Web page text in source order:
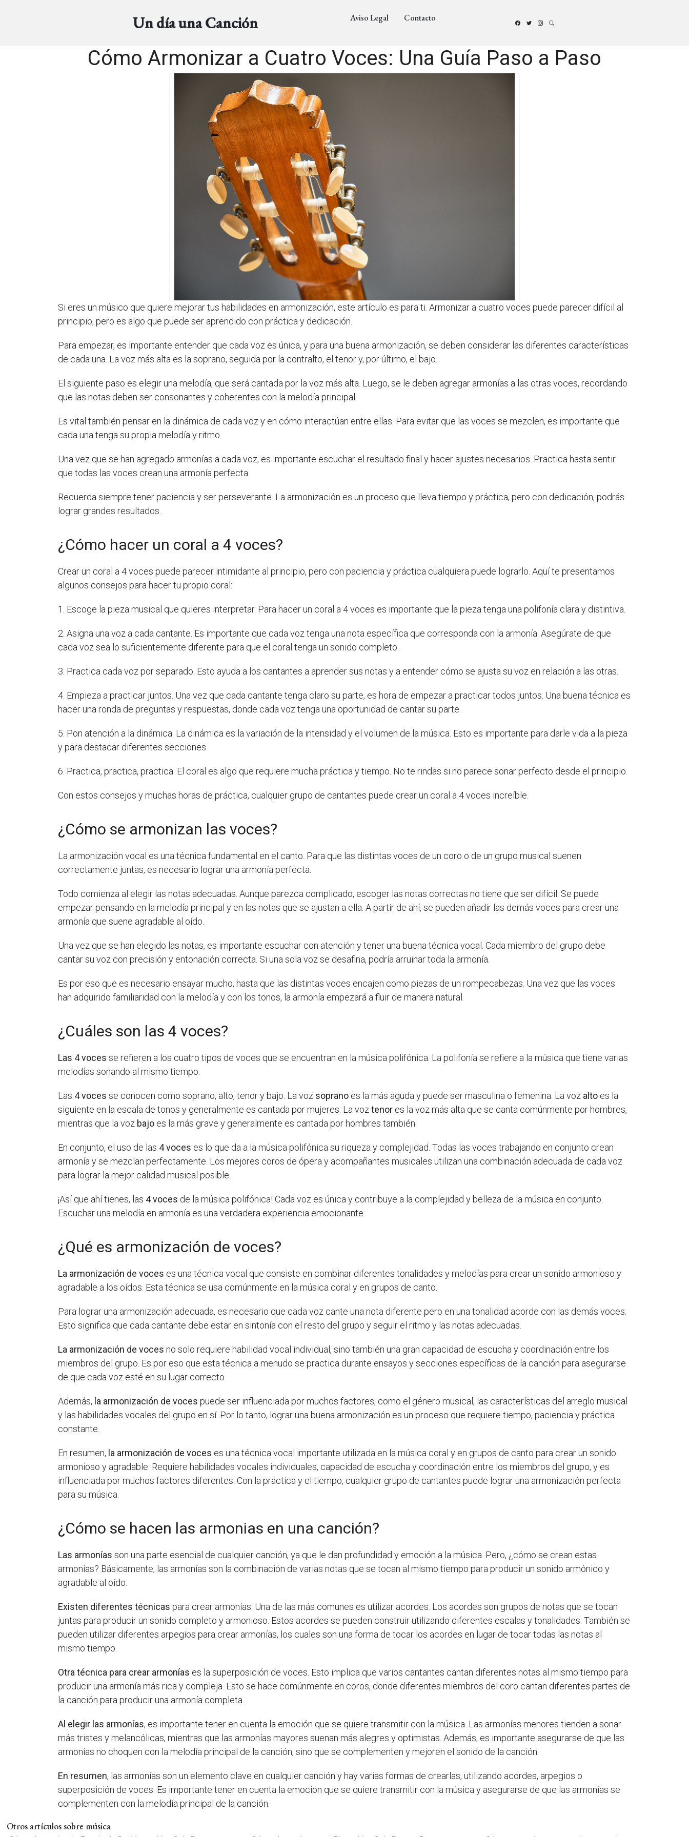
Un día una Canción Aviso Legal Contacto
Cómo Armonizar a Cuatro Voces: Una Guía Paso a Paso
Si eres un músico que quiere mejorar tus habilidades en armonización, este artículo es para ti. Armonizar a cuatro voces puede parecer difícil al
principio, pero es algo que puede ser aprendido con práctica y dedicación.
Para empezar, es importante entender que cada voz es única, y para una buena armonización, se deben considerar las diferentes características
de cada una. La voz más alta es la soprano, seguida por la contralto, el tenor y, por último, el bajo.
El siguiente paso es elegir una melodía, que será cantada por la voz más alta. Luego, se le deben agregar armonías a las otras voces, recordando
que las notas deben ser consonantes y coherentes con la melodía principal.
Es vital también pensar en la dinámica de cada voz y en cómo interactúan entre ellas. Para evitar que las voces se mezclen, es importante que
cada una tenga su propia melodía y ritmo.
Una vez que se han agregado armonías a cada voz, es importante escuchar el resultado final y hacer ajustes necesarios. Practica hasta sentir
que todas las voces crean una armonía perfecta.
Recuerda siempre tener paciencia y ser perseverante. La armonización es un proceso que lleva tiempo y práctica, pero con dedicación, podrás
lograr grandes resultados.
¿Cómo hacer un coral a 4 voces?
Crear un coral a 4 voces puede parecer intimidante al principio, pero con paciencia y práctica cualquiera puede lograrlo. Aquí te presentamos
algunos consejos para hacer tu propio coral:
1. Escoge la pieza musical que quieres interpretar. Para hacer un coral a 4 voces es importante que la pieza tenga una polifonía clara y distintiva.
2. Asigna una voz a cada cantante. Es importante que cada voz tenga una nota específica que corresponda con la armonía. Asegúrate de que
cada voz sea lo suficientemente diferente para que el coral tenga un sonido completo.
3. Practica cada voz por separado. Esto ayuda a los cantantes a aprender sus notas y a entender cómo se ajusta su voz en relación a las otras.
4. Empieza a practicar juntos. Una vez que cada cantante tenga claro su parte, es hora de empezar a practicar todos juntos. Una buena técnica es
hacer una ronda de preguntas y respuestas, donde cada voz tenga una oportunidad de cantar su parte.
5. Pon atención a la dinámica. La dinámica es la variación de la intensidad y el volumen de la música. Esto es importante para darle vida a la pieza
y para destacar diferentes secciones.
6. Practica, practica, practica. El coral es algo que requiere mucha práctica y tiempo. No te rindas si no parece sonar perfecto desde el principio.
Con estos consejos y muchas horas de práctica, cualquier grupo de cantantes puede crear un coral a 4 voces increíble.
¿Cómo se armonizan las voces?
La armonización vocal es una técnica fundamental en el canto. Para que las distintas voces de un coro o de un grupo musical suenen
correctamente juntas, es necesario lograr una armonía perfecta.
Todo comienza al elegir las notas adecuadas. Aunque parezca complicado, escoger las notas correctas no tiene que ser difícil. Se puede
empezar pensando en la melodía principal y en las notas que se ajustan a ella. A partir de ahí, se pueden añadir las demás voces para crear una
armonía que suene agradable al oído.
Una vez que se han elegido las notas, es importante escuchar con atención y tener una buena técnica vocal. Cada miembro del grupo debe
cantar su voz con precisión y entonación correcta. Si una sola voz se desafina, podría arruinar toda la armonía.
Es por eso que es necesario ensayar mucho, hasta que las distintas voces encajen como piezas de un rompecabezas. Una vez que las voces
han adquirido familiaridad con la melodía y con los tonos, la armonía empezará a fluir de manera natural.
¿Cuáles son las 4 voces?
Las 4 voces se refieren a los cuatro tipos de voces que se encuentran en la música polifónica. La polifonía se refiere a la música que tiene varias
melodías sonando al mismo tiempo.
Las 4 voces se conocen como soprano, alto, tenor y bajo. La voz soprano es la más aguda y puede ser masculina o femenina. La voz alto es la
siguiente en la escala de tonos y generalmente es cantada por mujeres. La voztenor es la voz más alta que se canta comúnmente por hombres,
mientras que la voz bajo es la más grave y generalmente es cantada por hombres también.
En conjunto, el uso de las 4 voces es lo que da a la música polifónica su riqueza y complejidad. Todas las voces trabajando en conjunto crean
armonía y se mezclan perfectamente. Los mejores coros de ópera y acompañantes musicales utilizan una combinación adecuada de cada voz
para lograr la mejor calidad musical posible.
¡Así que ahí tienes, las 4 voces de la música polifónica! Cada voz es única y contribuye a la complejidad y belleza de la música en conjunto.
Escuchar una melodía en armonía es una verdadera experiencia emocionante.
¿Qué es armonización de voces?
La armonización de voces es una técnica vocal que consiste en combinar diferentes tonalidades y melodías para crear un sonido armonioso y
agradable a los oídos. Esta técnica se usa comúnmente en la música coral y en grupos de canto.
Para lograr una armonización adecuada, es necesario que cada voz cante una nota diferente pero en una tonalidad acorde con las demás voces.
Esto significa que cada cantante debe estar en sintonía con el resto del grupo y seguir el ritmo y las notas adecuadas.
La armonización de voces no solo requiere habilidad vocal individual, sino también una gran capacidad de escucha y coordinación entre los
miembros del grupo. Es por eso que esta técnica a menudo se practica durante ensayos y secciones específicas de la canción para asegurarse
de que cada voz esté en su lugar correcto.
Además, la armonización de voces puede ser influenciada por muchos factores, como el género musical, las características del arreglo musical
y las habilidades vocales del grupo en sí. Por lo tanto, lograr una buena armonización es un proceso que requiere tiempo, paciencia y práctica
constante.
En resumen, la armonización de voces es una técnica vocal importante utilizada en la música coral y en grupos de canto para crear un sonido
armonioso y agradable. Requiere habilidades vocales individuales, capacidad de escucha y coordinación entre los miembros del grupo, y es
influenciada por muchos factores diferentes. Con la práctica y el tiempo, cualquier grupo de cantantes puede lograr una armonización perfecta
para su música.
¿Cómo se hacen las armonias en una canción?
Las armonías son una parte esencial de cualquier canción, ya que le dan profundidad y emoción a la música. Pero, ¿cómo se crean estas
armonías? Básicamente, las armonías son la combinación de varias notas que se tocan al mismo tiempo para producir un sonido armónico y
agradable al oído.
Existen diferentes técnicas para crear armonías. Una de las más comunes es utilizar acordes. Los acordes son grupos de notas que se tocan
juntas para producir un sonido completo y armonioso. Estos acordes se pueden construir utilizando diferentes escalas y tonalidades. También se
pueden utilizar diferentes arpegios para crear armonías, los cuales son una forma de tocar los acordes en lugar de tocar todas las notas al
mismo tiempo.
Otra técnica para crear armonías es la superposición de voces. Esto implica que varios cantantes cantan diferentes notas al mismo tiempo para
producir una armonía más rica y compleja. Esto se hace comúnmente en coros, donde diferentes miembros del coro cantan diferentes partes de
la canción para producir una armonía completa.
Al elegir las armonías, es importante tener en cuenta la emoción que se quiere transmitir con la música. Las armonías menores tienden a sonar
más tristes y melancólicas, mientras que las armonías mayores suenan más alegres y optimistas. Además, es importante asegurarse de que las
armonías no choquen con la melodía principal de la canción, sino que se complementen y mejoren el sonido de la canción.
En resumen, las armonías son un elemento clave en cualquier canción y hay varias formas de crearlas, utilizando acordes, arpegios o
superposición de voces. Es importante tener en cuenta la emoción que se quiere transmitir con la música y asegurarse de que las armonías se
complementen con la melodía principal de la canción.
Otros artículos sobre música